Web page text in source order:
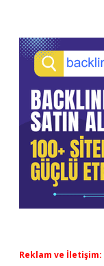
Reklam ve İletişim: